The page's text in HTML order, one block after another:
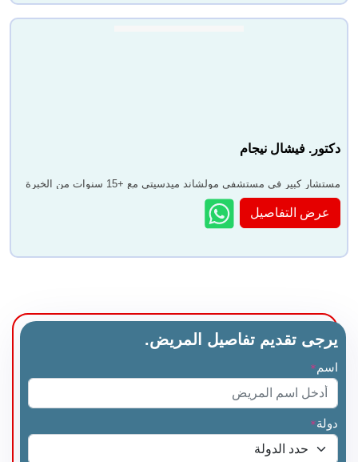
دكتور. فيشال نيجام
مستشار كبير في مستشفى مولشاند ميدسيتي مع +15 سنوات من الخبرة
عرض التفاصيل
يرجى تقديم تفاصيل المريض.
اسم *
دولة*